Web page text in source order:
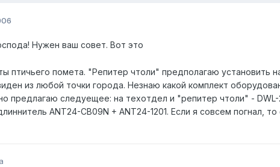
Нужен ваш совет. Вот это
птичьего помета. "Репитер чтоли" предполагаю установить
из любой точки города. Незнаю какой комплект
предлагаю следуещее: на техотдел и "репитер чтоли" -
ANT24-CB09N + ANT24-1201. Если я совсем погнал,